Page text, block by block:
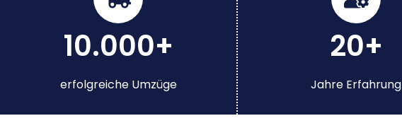
10.000+
erfolgreiche Umzüge
20+
Jahre Erfahrung